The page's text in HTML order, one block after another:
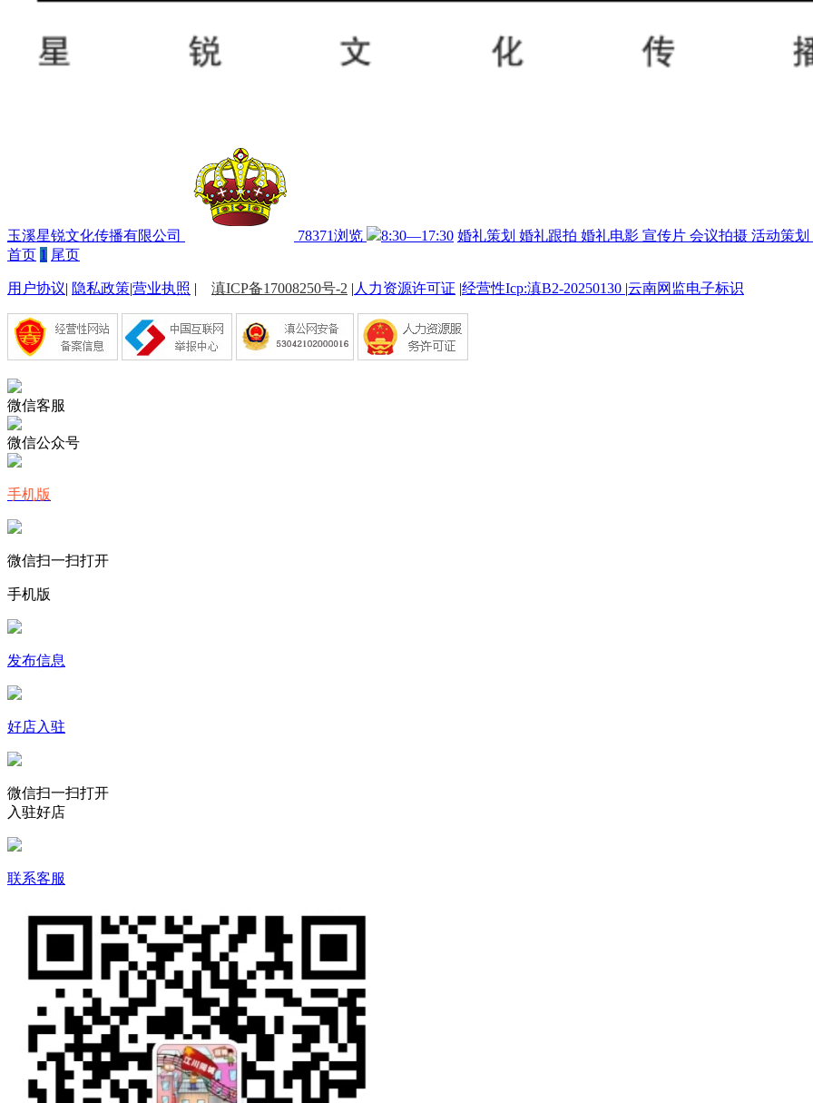
玉溪星锐文化传播有限公司 78371浏览 8:30—17:30 婚礼策划 婚礼跟拍 婚礼电影 宣传片 会议拍摄 活动策划
首页 1 尾页
用户协议| 隐私政策|营业执照 | 滇ICP备17008250号-2 | 人力资源许可证 |经营性Icp:滇B2-20250130 |云南网监电子标识
微信客服
微信公众号
手机版
微信扫一扫打开
手机版
发布信息
好店入驻
微信扫一扫打开
入驻好店
联系客服